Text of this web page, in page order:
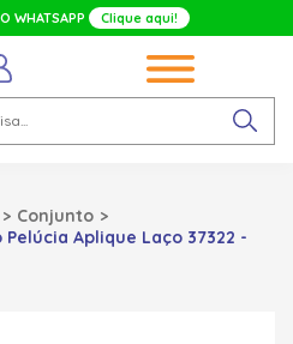
WHATSAPP Clique aqui!
Conjunto
Aplique Laço 37322 -